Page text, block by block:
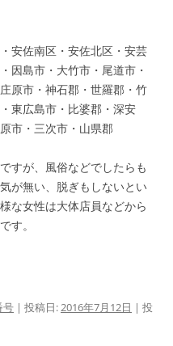
安佐南区・安佐北区・安芸
因島市・大竹市・尾道市・
原市・神石郡・世羅郡・竹
東広島市・比婆郡・深安
市・三次市・山県郡
すが、風俗などでしたらも
が無い、脱ぎもしないとい
な女性は大体店員などから
す。
号 | 投稿日:2016年7月12日 | 投